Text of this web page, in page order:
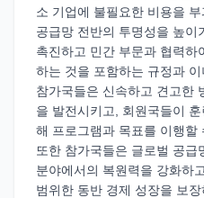
소 기업에 불필요한 비용을
공급망 전반의 투명성을 높이
촉진하고 민간 부문과 협력
하는 것을 포함하는 규정과
참가국들은 신속하고 견고한
을 발전시키고, 회원국들이
해 프로그램과 목표를 이행할
또한 참가국들은 글로벌 공급
분야에서의 복원력을 강화하
범위한 동반 경제 성장을 보